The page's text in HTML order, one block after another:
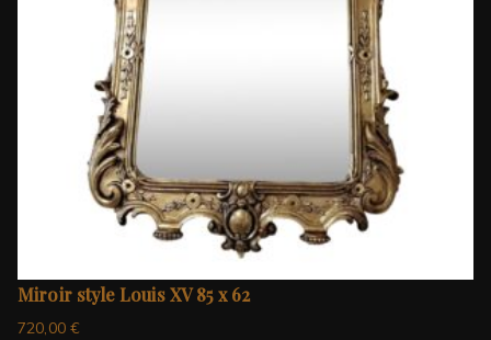
Miroir style Louis XV 85 x 62
720,00€